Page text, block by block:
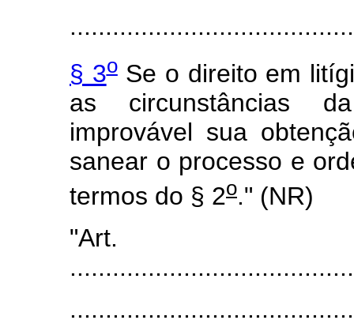
§ 3oSe o direito em
as circunstâncias
improvável sua
sanear o processo e
termos do § 2o." (NR)